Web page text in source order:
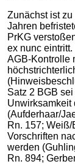
Zunächst ist
Jahren
PrKG
ex nunc
AGB-Kontrolle
Satz 2 BGB
Unwirksamkeit
(Aufderhaar/
Rn. 157;
Vorschriften
werden
Rn. 894;